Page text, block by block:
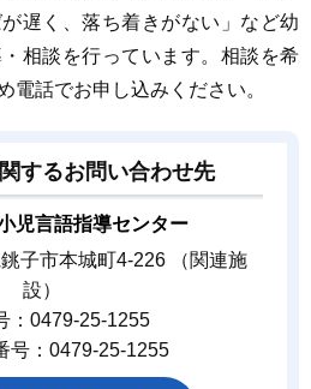
遅く、落ち着きがない」など幼
相談を行っています。相談を希
電話でお申し込みください。
するお問い合わせ先
児言語指導センター
子市本城町4-226 （関連施
設）
：0479-25-1255
号：0479-25-1255